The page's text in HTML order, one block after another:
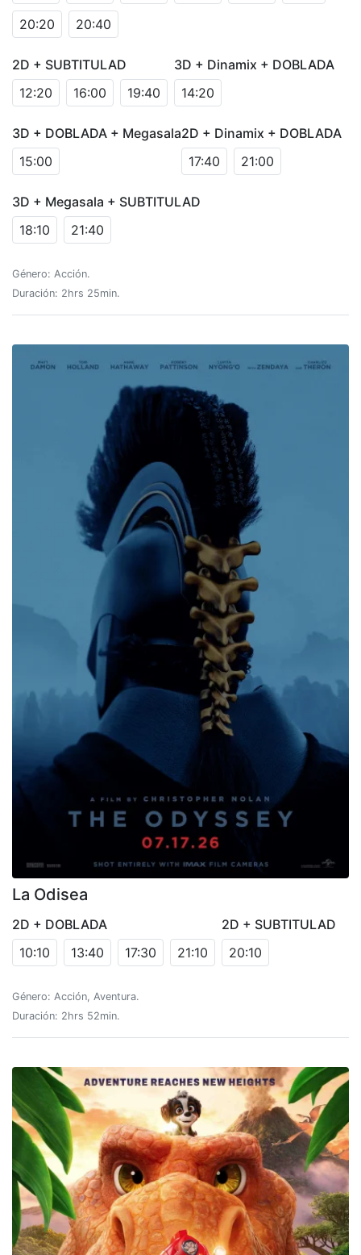
20:20 20:40
2D + SUBTITULAD
12:20
16:00 19:40
3D + Dinamix + DOBLADA
14:20
3D + DOBLADA + Megasala
15:00
2D + Dinamix + DOBLADA
17:40
21:00
3D + Megasala + SUBTITULAD
18:10
21:40
Género: Acción.
Duración: 2hrs 25min.
La Odisea
2D + DOBLADA
10:10
13:40 17:30 21:10
2D + SUBTITULAD
20:10
Género: Acción, Aventura.
Duración: 2hrs 52min.